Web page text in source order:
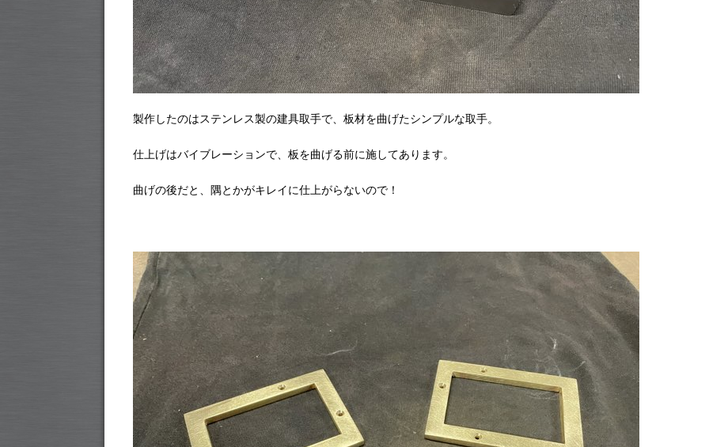
製作したのはステンレス製の建具取手で、板材を曲げたシンプルな取手。
仕上げはバイブレーションで、板を曲げる前に施してあります。
曲げの後だと、隅とかがキレイに仕上がらないので！